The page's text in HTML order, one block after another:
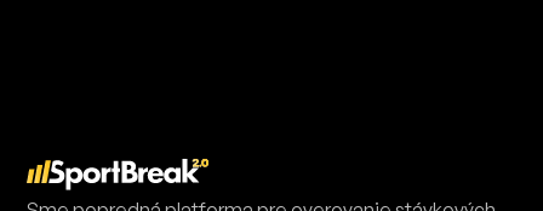
Sme popredná platforma pre overovanie stávkových